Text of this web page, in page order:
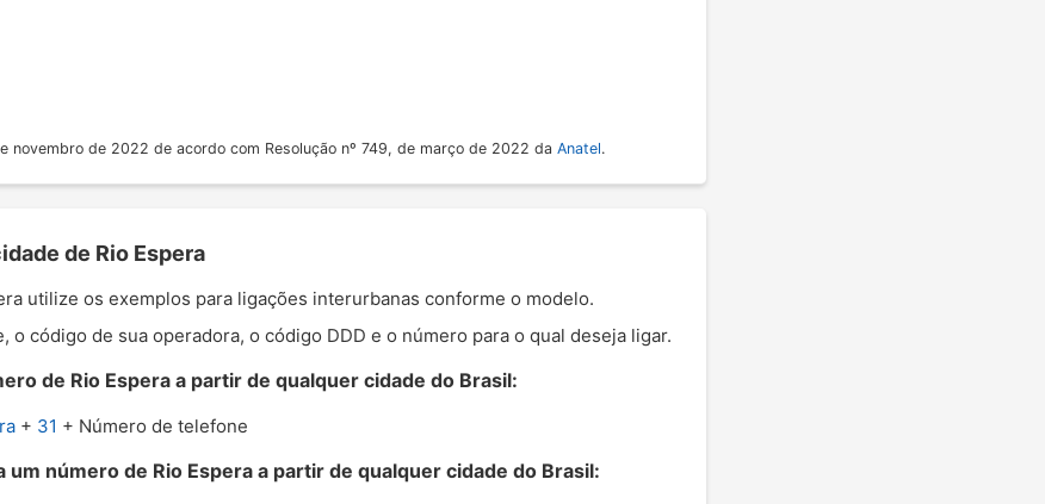
novembro de 2022 de acordo com Resolução nº 749, de março de 2022 da Anatel.
de Rio Espera
utilize os exemplos para ligações interurbanas conforme o modelo.
o código de sua operadora, o código DDD e o número para o qual deseja ligar.
de Rio Espera a partir de qualquer cidade do Brasil:
+ 31 + Número de telefone
um número de Rio Espera a partir de qualquer cidade do Brasil: